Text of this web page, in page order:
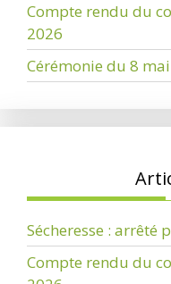
Compte rendu du
2026
Cérémonie du 8 mai
Sécheresse : arrêté
Compte rendu du